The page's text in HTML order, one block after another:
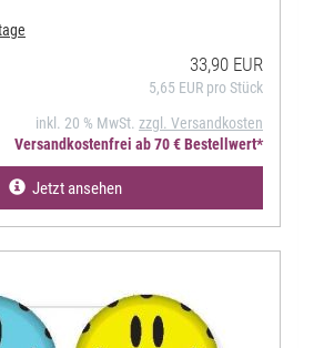
33,90 EUR
5,65 EUR pro Stück
inkl. 20 % MwSt. zzgl. Versandkosten
Versandkostenfrei ab 70 € Bestellwert*
Jetzt ansehen